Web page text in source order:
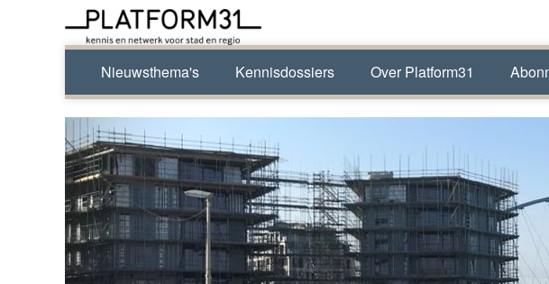
Nieuwsthema's Kennisdossiers Over Platform31